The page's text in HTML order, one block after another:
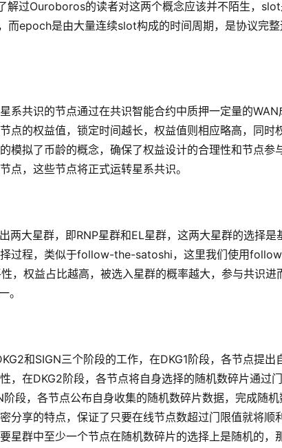
过Ouroboros的读者对这两个概念应该并不陌生，
而epoch是由大量连续slot构成的时间周期，是协议完
系共识的节点通过在共识智能合约中质押一定量的WAN
点的权益值，锁定时间越长，权益值则相应略高，同时
模拟了币龄的概念，确保了权益设计的合理性和节点参
点，这些节点将正式运转星系共识。
大星群，即RNP星群和EL星群，这两大星群的选择是
过程，类似于follow-the-satoshi，这里我们使用
权益占比越高，被选入星群的概率越大，参与共识进
。
和SIGN三个阶段的工作，在DKG1阶段，各节点提出
，在DKG2阶段，各节点将自身选择的随机数碎片通过
段，各节点公布自身收集的随机数碎片数据，完成随机
分享的特点，保证了只要在线节点数超过门限值就将顺
星群中至少一个节点在随机数碎片的选择上是随机的，